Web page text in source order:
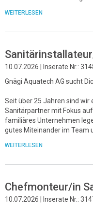
WEITERLESEN
10.07.2026 | Inserate Nr.:
Gnägi Aquatech AG sucht
Seit über 25 Jahren sind wir
Sanitärpartner mit Fokus
familiäres Unternehmen
gutes Miteinander im Team
WEITERLESEN
Chefmonteur/in
10.07.2026 | Inserate Nr.: